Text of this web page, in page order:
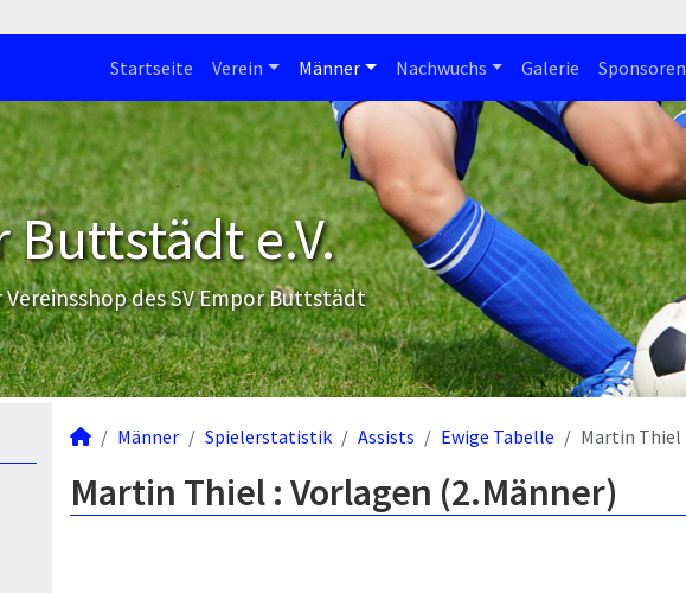
Startseite Verein Männer Nachwuchs Galerie Sponsoren
Buttstädt e.V.
des SV Empor Buttstädt
Männer Spielerstatistik Assists Ewige Tabelle Martin Thiel
Martin Thiel : Vorlagen (2.Männer)